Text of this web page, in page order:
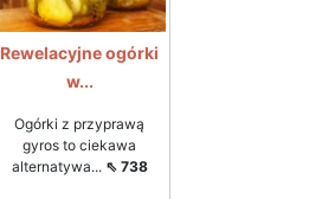
Rewelacyjne ogórki
w...
Ogórki z przyprawą
gyros to ciekawa
alternatywa... ⇖ 738